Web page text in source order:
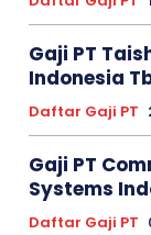
Gaji PT
Indonesia
Daftar Gaji PT
Gaji PT
Systems
Daftar Gaji PT